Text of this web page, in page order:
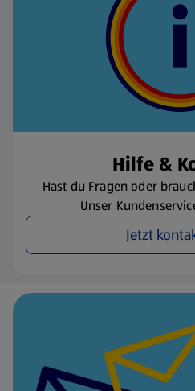
Hilfe &
Hast du Fragen oder
Unser
Jetzt